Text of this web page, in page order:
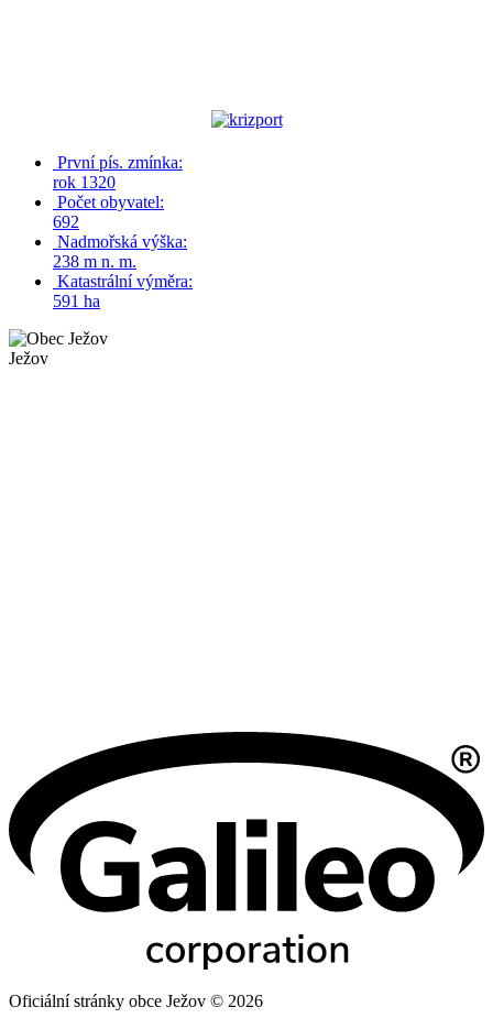
První pís. zmínka:
rok 1320
Počet obyvatel:
692
Nadmořská výška:
238 m n. m.
Katastrální výměra:
591 ha
Ježov
Oficiální stránky obce Ježov © 2026